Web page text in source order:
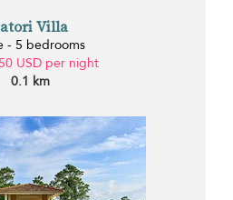
Villa
- 5 bedrooms
USD per night
0.1 km